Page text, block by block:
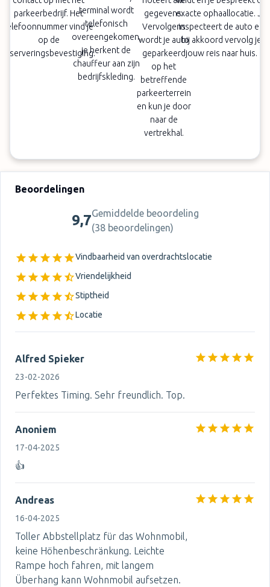
parkeerbedrijf. Het
telefoonnummer vind je
op de
reserveringsbevestiging.
terminal wordt
telefonisch
overeengekomen,
je herkent de
chauffeur aan zijn
bedrijfskleding.
gegevens.
Vervolgens
wordt je auto
geparkeerd
op het
betreffende
parkeerterrein
en kun je door
naar de
vertrekhal.
exacte ophaallocatie. Je
inspecteert de auto en
bij akkoord vervolg je
jouw reis naar huis.
Beoordelingen
9,7Gemiddelde beoordeling
(38 beoordelingen)
Vindbaarheid van overdrachtslocatie
Vriendelijkheid
Stiptheid
Locatie
Alfred Spieker
23-02-2026
Perfektes Timing. Sehr freundlich. Top.
Anoniem
17-04-2025
👍
Andreas
16-04-2025
Toller Abbstellplatz für das Wohnmobil,
keine Höhenbeschränkung. Leichte
Rampe hoch fahren, mit langem
Überhang kann Wohnmobil aufsetzen.